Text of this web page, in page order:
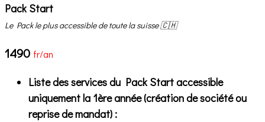
Pack Start
Le Pack le plus accessible de toute la suisse 🇨🇭
1490 fr/an
Liste des services du Pack Start accessible
uniquement la 1ère année (création de société ou
reprise de mandat) :